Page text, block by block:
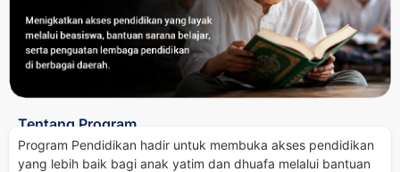
Tentang Program
Program Pendidikan hadir untuk membuka akses pendidikan
yang lebih baik bagi anak yatim dan dhuafa melalui bantuan